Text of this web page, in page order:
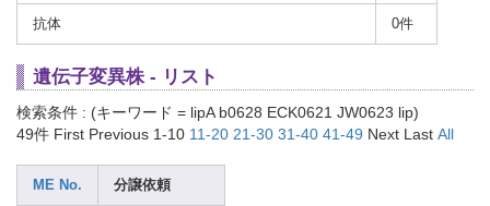
抗体 0件
遺伝子変異株 - リスト
検索条件 : (キーワード = lipA b0628 ECK0621 JW0623 lip)
49件 First Previous 1-10 11-20 21-30 31-40 41-49 Next Last All
ME No. 分譲依頼